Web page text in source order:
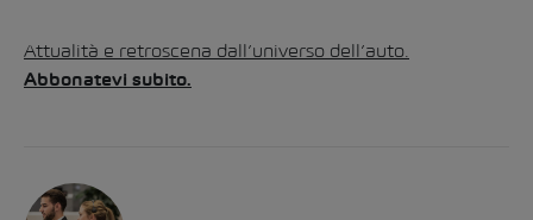
Attualità e retroscena dall’universo dell’auto.
Abbonatevi subito.